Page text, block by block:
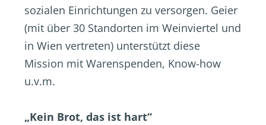
sozialen Einrichtungen zu versorgen. Geier
(mit über 30 Standorten im Weinviertel und
in Wien vertreten) unterstützt diese
Mission mit Warenspenden, Know-how
u.v.m.
„Kein Brot, das ist hart“